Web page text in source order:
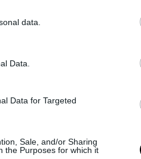
data.
Data.
Data for Targeted
Sale, and/or Sharing
the Purposes for which it